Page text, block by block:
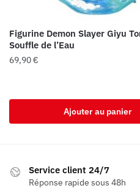
Figurine Demon Slayer Giyu
Souffle de l’Eau
69,90€
Ajouter au panier
Service client 24/7
Réponse rapide sous 48h